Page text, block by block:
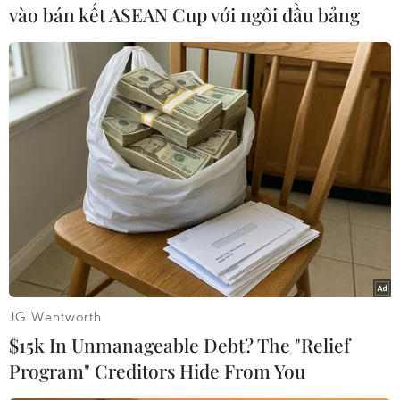
III giảm 538 đồng/lít; dầu diesel 0.05S giảm
1.092 đồng/lít, trong khi dầu hỏa giảm 818
vào bán kết ASEAN Cup với ngôi đầu bảng
JG Wentworth
$15k In Unmanageable Debt? The "Relief
Program" Creditors Hide From You